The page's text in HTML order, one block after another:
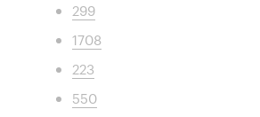
299
1708
223
550